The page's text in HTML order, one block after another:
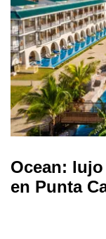
Ocean:
en Punta